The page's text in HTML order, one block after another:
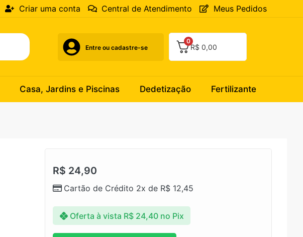
Criar uma conta Central de Atendimento Meus Pedidos
Entre ou cadastre-se
0
R$ 0,00
Casa, Jardins e Piscinas Dedetização Fertilizante
R$ 24,90
Cartão de Crédito 2x de R$12,45
Oferta à vista R$24,40 no Pix